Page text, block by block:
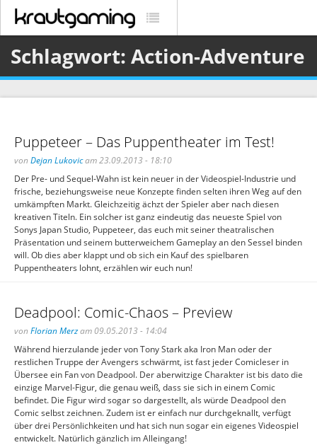
Schlagwort: Action-Adventure
Puppeteer – Das Puppentheater im Test!
von Dejan Lukovicam 23.09.2013 - 18:10
Der Pre- und Sequel-Wahn ist kein neuer in der Videospiel-Industrie und
frische, beziehungsweise neue Konzepte finden selten ihren Weg auf den
umkämpften Markt. Gleichzeitig ächzt der Spieler aber nach diesen
kreativen Titeln. Ein solcher ist ganz eindeutig das neueste Spiel von
Sonys Japan Studio, Puppeteer, das euch mit seiner theatralischen
Präsentation und seinem butterweichem Gameplay an den Sessel binden
will. Ob dies aber klappt und ob sich ein Kauf des spielbaren
Puppentheaters lohnt, erzählen wir euch nun!
Deadpool: Comic-Chaos – Preview
von Florian Merzam 09.05.2013 - 14:04
Während hierzulande jeder von Tony Stark aka Iron Man oder der
restlichen Truppe der Avengers schwärmt, ist fast jeder Comicleser in
Übersee ein Fan von Deadpool. Der aberwitzige Charakter ist bis dato die
einzige Marvel-Figur, die genau weiß, dass sie sich in einem Comic
befindet. Die Figur wird sogar so dargestellt, als würde Deadpool den
Comic selbst zeichnen. Zudem ist er einfach nur durchgeknallt, verfügt
über drei Persönlichkeiten und hat sich nun sogar ein eigenes Videospiel
entwickelt. Natürlich gänzlich im Alleingang!